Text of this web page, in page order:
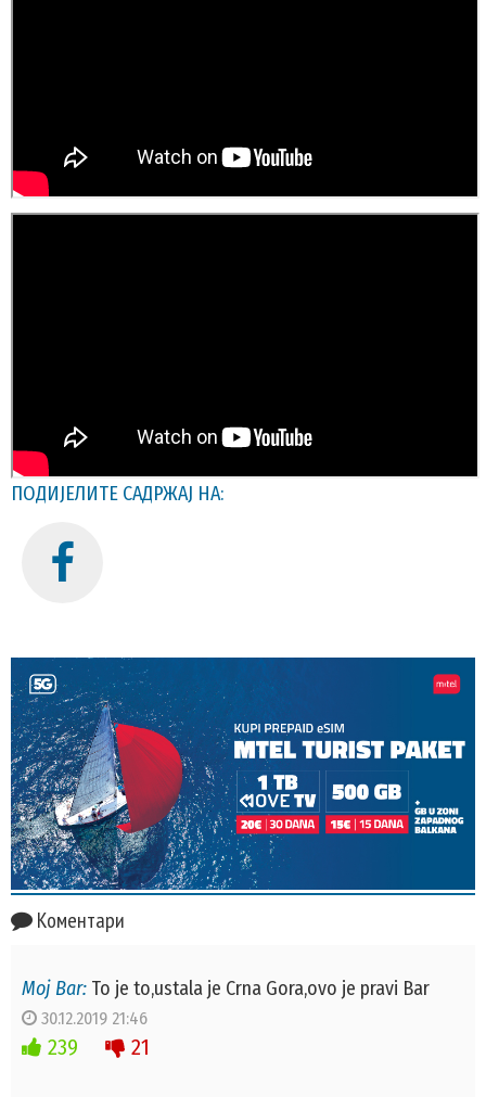
ПОДИЈЕЛИТЕ САДРЖАЈ НА:
Коментари
Moj Bar: To je to,ustala je Crna Gora,ovo je pravi Bar
30.12.2019 21:46
239 21